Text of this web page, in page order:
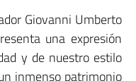
Giovanni Umberto
una expresión
y de nuestro estilo
inmenso patrimonio